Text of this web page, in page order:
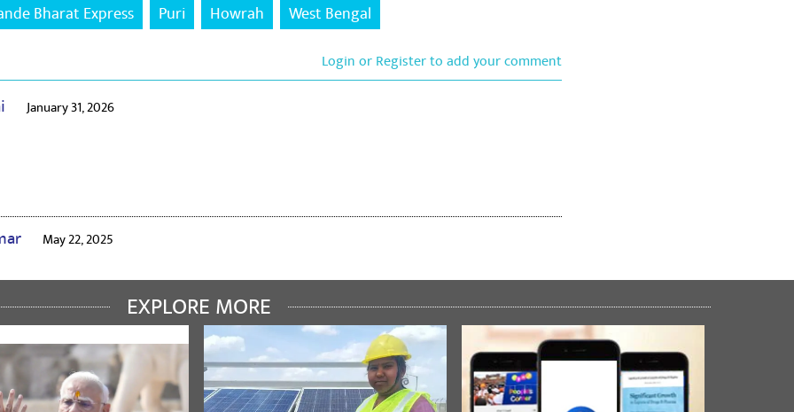
Bharat Express Puri Howrah West Bengal
Login or Register to add your comment
January 31, 2026
May 22, 2025
Tiwari May 21, 2023
सर सादर त्रिभुवन कुमार तिवारी पूर्व सभासद लोहिया नगर वार्ड पूर्व उपाध्यक्ष भाजपा लखनऊ महानगर उप्र
EXPLORE MORE